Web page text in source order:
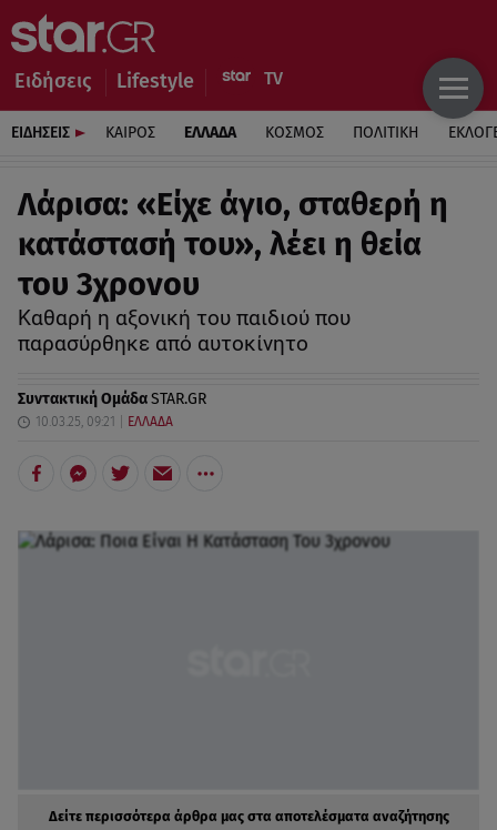
Ειδήσεις Lifestyle
ΕΙΔΗΣΕΙΣ ΚΑΙΡΟΣ ΕΛΛΑΔΑ ΚΟΣΜΟΣ ΠΟΛΙΤΙΚΗ
Λάρισα: «Είχε άγιο, σταθερή η
κατάστασή του», λέει η θεία
του 3χρονου
Καθαρή η αξονική του παιδιού που
παρασύρθηκε από αυτοκίνητο
Συντακτική ΟμάδαSTAR.GR
10.03.25, 09:21 ΕΛΛΑΔΑ
Δείτε περισσότερα άρθρα μας στα αποτελέσματα αναζήτησης